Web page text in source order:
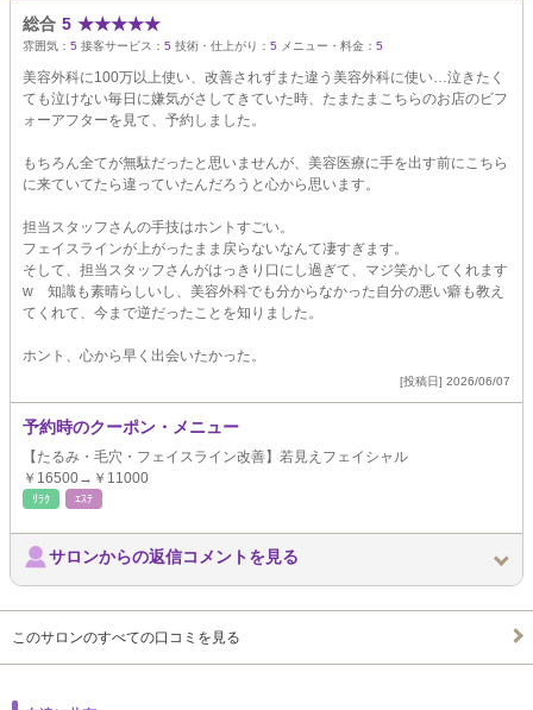
総合 5 ★★★★★
雰囲気： 5 接客サービス： 5 技術・仕上がり： 5 メニュー・料金： 5
美容外科に100万以上使い、改善されずまた違う美容外科に使い…泣きたく
ても泣けない毎日に嫌気がさしてきていた時、たまたまこちらのお店のビフ
ォーアフターを見て、予約しました。
もちろん全てが無駄だったと思いませんが、美容医療に手を出す前にこちら
に来ていてたら違っていたんだろうと心から思います。
担当スタッフさんの手技はホントすごい。
フェイスラインが上がったまま戻らないなんて凄すぎます。
そして、担当スタッフさんがはっきり口にし過ぎて、マジ笑かしてくれます
w 知識も素晴らしいし、美容外科でも分からなかった自分の悪い癖も教え
てくれて、今まで逆だったことを知りました。
ホント、心から早く出会いたかった。
[投稿日] 2026/06/07
予約時のクーポン・メニュー
【たるみ・毛穴・フェイスライン改善】若見えフェイシャル
￥16500→￥11000
ﾘﾗｸ ｴｽﾃ
サロンからの返信コメントを見る
このサロンのすべての口コミを見る